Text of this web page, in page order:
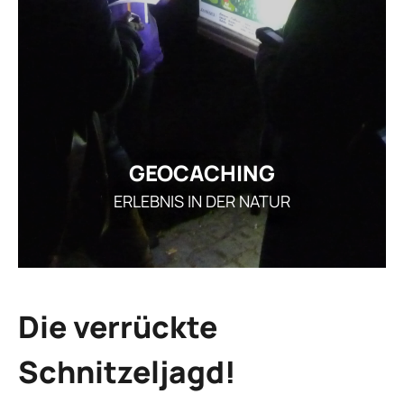
GEOCACHING
ERLEBNIS IN DER NATUR
Die verrückte
Schnitzeljagd!